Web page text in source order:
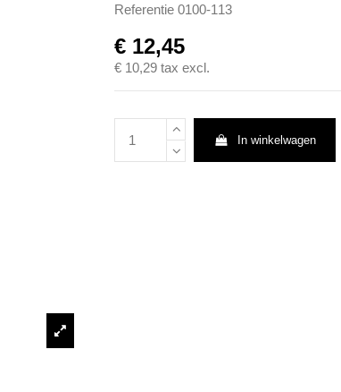
Referentie 0100-113
€ 12,45
€ 10,29 tax excl.
In winkelwagen